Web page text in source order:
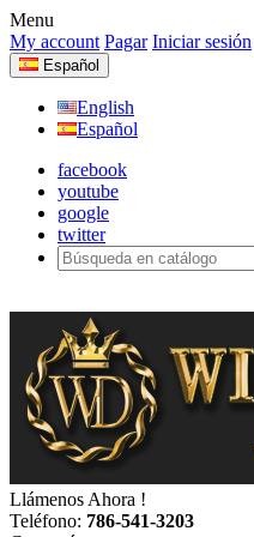
Menu
My account Pagar Iniciar sesión
Español
English
Español
facebook
youtube
google
twitter
Llámenos Ahora !
Teléfono: 786-541-3203